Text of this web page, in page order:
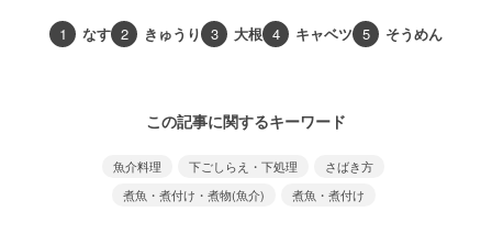
1 なす 2 きゅうり 3 大根 4 キャベツ 5 そうめん
この記事に関するキーワード
魚介料理 下ごしらえ・下処理
さばき方
煮魚・煮付け・煮物(魚介)
煮魚・煮付け